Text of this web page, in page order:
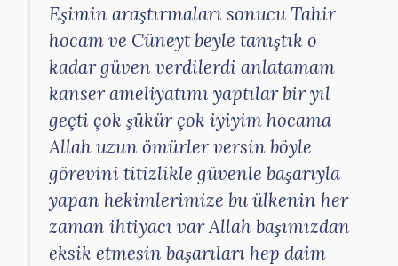
Eşimin araştırmaları sonucu Tahir
hocam ve Cüneyt beyle tanıştık o
kadar güven verdilerdi anlatamam
kanser ameliyatımı yaptılar bir yıl
geçti çok şükür çok iyiyim hocama
Allah uzun ömürler versin böyle
görevini titizlikle güvenle başarıyla
yapan hekimlerimize bu ülkenin her
zaman ihtiyacı var Allah başımızdan
eksik etmesin başarıları hep daim